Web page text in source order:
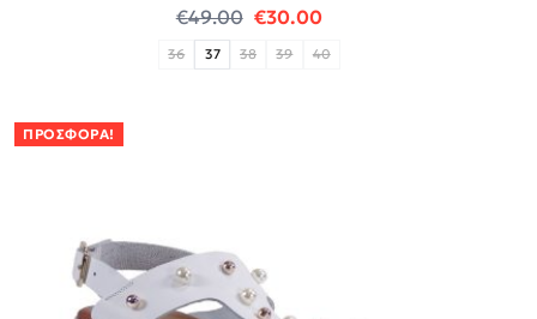
€49.00 Original price was: €49.00.
€30.00Η τρέχουσα τιμή
36 37 38 39 40
ΠΡΟΣΦΟΡΆ!